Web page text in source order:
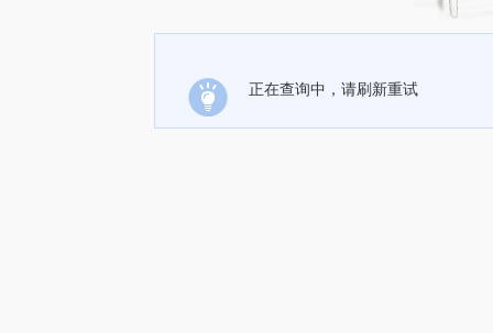
正在查询中，请刷新重试